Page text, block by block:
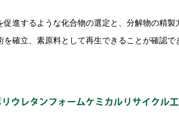
進するような化合物の選定と、分解物の精製
確立、素原料として再生できることが確認で